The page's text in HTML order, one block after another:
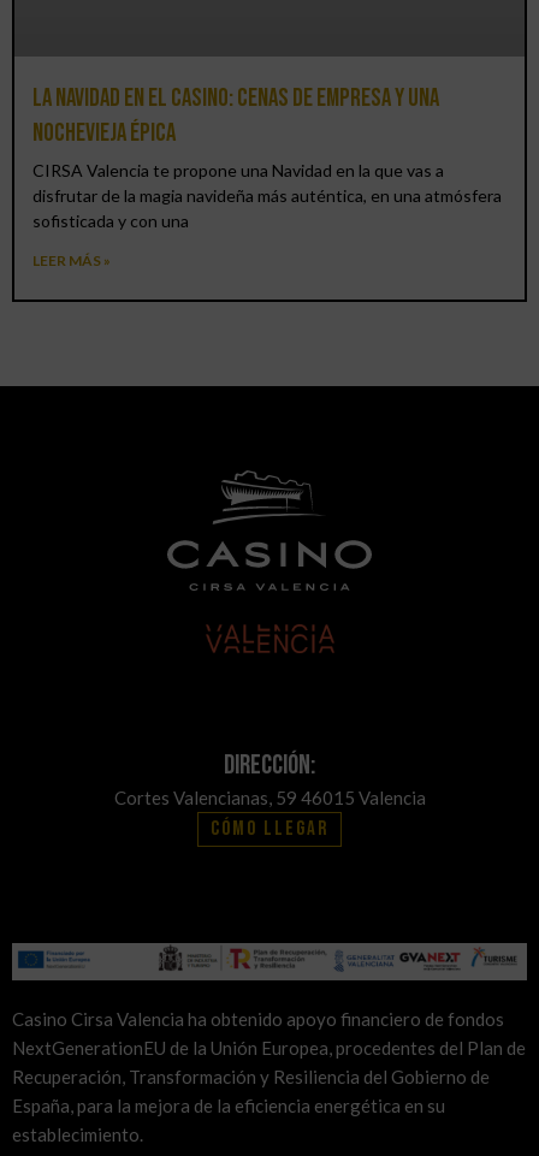
La Navidad en el Casino: cenas de empresa y una
Nochevieja épica
CIRSA Valencia te propone una Navidad en la que vas a
disfrutar de la magia navideña más auténtica, en una atmósfera
sofisticada y con una
LEER MÁS »
Dirección:
Cortes Valencianas, 59 46015 Valencia
Cómo llegar
Casino Cirsa Valencia ha obtenido apoyo financiero de fondos
NextGenerationEU de la Unión Europea, procedentes del Plan de
Recuperación, Transformación y Resiliencia del Gobierno de
España, para la mejora de la eficiencia energética en su
establecimiento.